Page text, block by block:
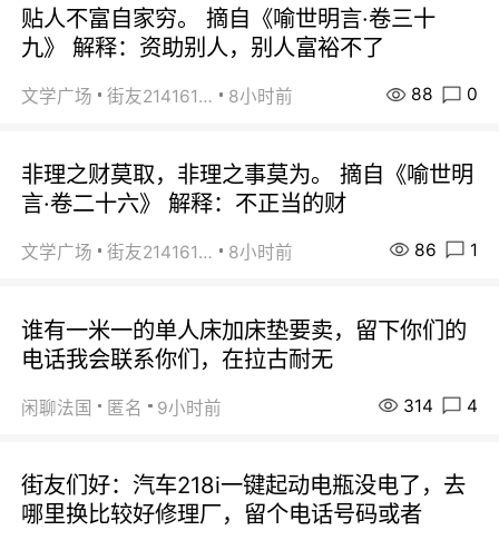
贴人不富自家穷。 摘自《喻世明言·卷三十
九》 解释：资助别人，别人富裕不了
文学广场 街友21416156 8小时前 88 0
非理之财莫取，非理之事莫为。 摘自《喻世明
言·卷二十六》 解释：不正当的财
文学广场 街友21416156 8小时前 86 1
谁有一米一的单人床加床垫要卖，留下你们的
电话我会联系你们，在拉古耐无
闲聊法国 匿名 9小时前 314 4
街友们好：汽车218i一键起动电瓶没电了，去
哪里换比较好修理厂，留个电话号码或者